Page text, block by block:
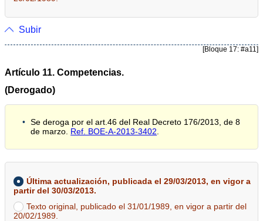
Subir
[Bloque 17: #a11]
Artículo 11. Competencias.
(Derogado)
Se deroga por el art.46 del Real Decreto 176/2013, de 8
de marzo. Ref. BOE-A-2013-3402.
Última actualización, publicada el 29/03/2013, en vigor a
partir del 30/03/2013.
Texto original, publicado el 31/01/1989, en vigor a partir del
20/02/1989.